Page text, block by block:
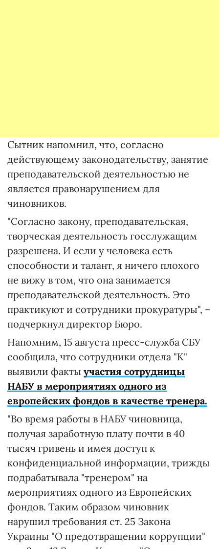
Сытник напомнил, что, согласно
действующему законодательству, занятие
преподавательской деятельностью не
является правонарушением для
чиновников.
"Согласно закону, преподавательская,
творческая деятельность госслужащим
разрешена. И если у человека есть
способности и талант, я ничего плохого
не вижу в том, что она занимается
преподавательской деятельность. Это
практикуют и сотрудники прокуратуры", –
подчеркнул директор Бюро.
Напомним, 15 августа пресс-служба СБУ
сообщила, что сотрудники отдела "К"
выявили факты участия сотрудницы
НАБУ в мероприятиях одного из
европейских фондов в качестве тренера.
"Во время работы в НАБУ чиновница,
получая заработную плату почти в 40
тысяч гривень и имея доступ к
конфиденциальной информации, трижды
подрабатывала "тренером" на
мероприятиях одного из Европейских
фондов. Таким образом чиновник
нарушил требования ст. 25 Закона
Украины "О предотвращении коррупции"